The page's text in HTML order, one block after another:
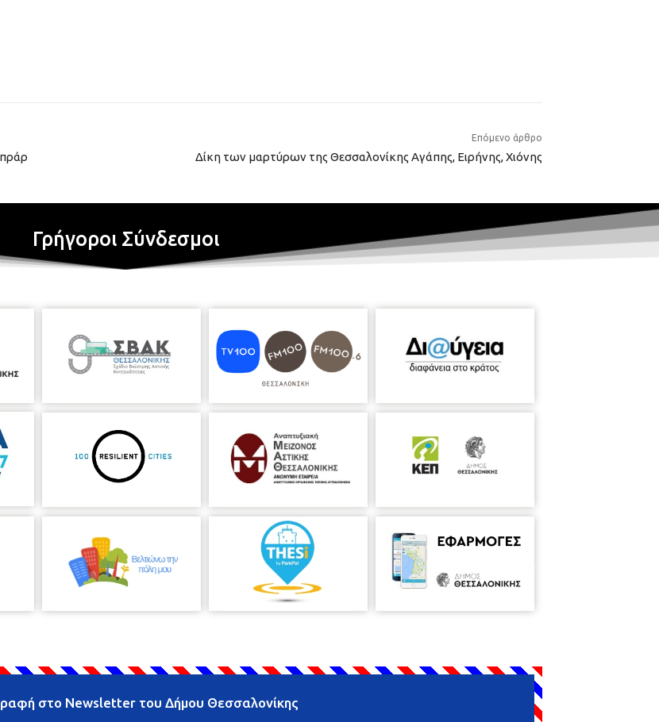
Επόμενο άρθρο
Δίκη των μαρτύρων της Θεσσαλονίκης Αγάπης, Ειρήνης, Χιόνης
Γρήγοροι Σύνδεσμοι
στο Newsletter του Δήμου Θεσσαλονίκης